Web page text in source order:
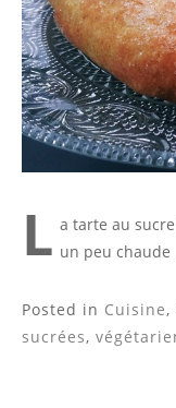
L a tarte au
un peu
Posted in Cuisine,
sucrées,